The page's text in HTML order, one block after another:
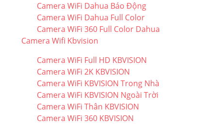
Camera WiFi Dahua Báo Động
Camera WiFi Dahua Full Color
Camera WiFi 360 Full Color Dahua
Camera Wifi Kbvision
Camera WiFi Full HD KBVISION
Camera WiFi 2K KBVISION
Camera WiFi KBVISION Trong Nhà
Camera WiFi KBVISION Ngoài Trời
Camera WiFi Thân KBVISION
Camera WiFi 360 KBVISION